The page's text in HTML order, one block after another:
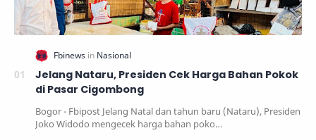
Jelang Nataru, Presiden Cek Harga Bahan Pokok
di Pasar Cigombong
Bogor - Fbipost Jelang Natal dan tahun baru (Nataru), Presiden
Joko Widodo mengecek harga bahan poko…